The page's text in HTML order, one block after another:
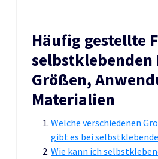
Häufig gestellte
Größen,
Materialien
Welche verschiedenen
gibt es bei
Wie kann ich